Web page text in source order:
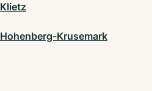
Klietz
Hohenberg-Krusemark